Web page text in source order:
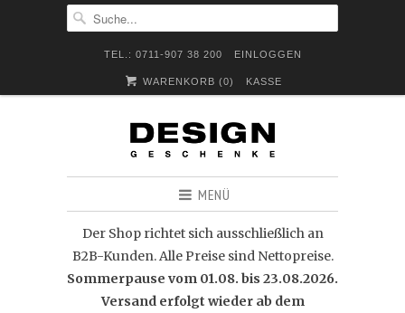
TEL.: 0711-907 38 200 EINLOGGEN
WARENKORB (0) KASSE
MENÜ
Der Shop richtet sich ausschließlich an
B2B-Kunden. Alle Preise sind Nettopreise.
Sommerpause vom 01.08. bis 23.08.2026.
Versand erfolgt wieder ab dem